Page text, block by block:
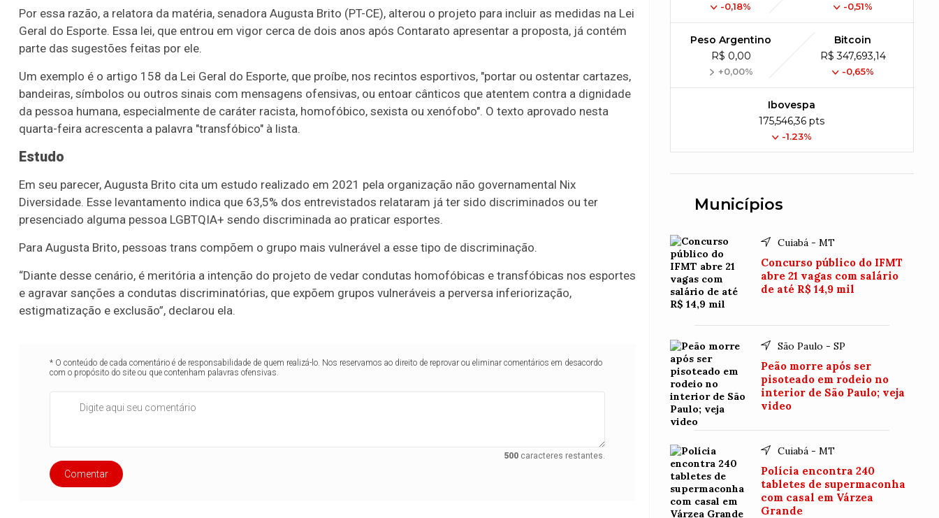
Por essa razão, a relatora da matéria, senadora Augusta Brito (PT-CE), alterou o projeto para incluir as medidas na Lei
Geral do Esporte. Essa lei, que entrou em vigor cerca de dois anos após Contarato apresentar a proposta, já contém
parte das sugestões feitas por ele.
Um exemplo é o artigo 158 da Lei Geral do Esporte, que proíbe, nos recintos esportivos, "portar ou ostentar cartazes,
bandeiras, símbolos ou outros sinais com mensagens ofensivas, ou entoar cânticos que atentem contra a dignidade
da pessoa humana, especialmente de caráter racista, homofóbico, sexista ou xenófobo". O texto aprovado nesta
quarta-feira acrescenta a palavra "transfóbico" à lista.
Estudo
Em seu parecer, Augusta Brito cita um estudo realizado em 2021 pela organização não governamental Nix
Diversidade. Esse levantamento indica que 63,5% dos entrevistados relataram já ter sido discriminados ou ter
presenciado alguma pessoa LGBTQIA+ sendo discriminada ao praticar esportes.
Para Augusta Brito, pessoas trans compõem o grupo mais vulnerável a esse tipo de discriminação.
“Diante desse cenário, é meritória a intenção do projeto de vedar condutas homofóbicas e transfóbicas nos esportes
e agravar sanções a condutas discriminatórias, que expõem grupos vulneráveis a perversa inferiorização,
estigmatização e exclusão”, declarou ela.
* O conteúdo de cada comentário é de responsabilidade de quem realizá-lo. Nos reservamos ao direito de reprovar ou eliminar comentários em desacordo
com o propósito do site ou que contenham palavras ofensivas.
500caracteres restantes.
Comentar
-0,18% -0,51%
Peso Argentino
R$ 0,00
+0,00%
Bitcoin
R$ 347,693,14
-0,65%
Ibovespa
175,546,36 pts
-1.23%
Municípios
Cuiabá - MT
Concurso público do IFMT
abre 21 vagas com salário
de até R$ 14,9 mil
São Paulo - SP
Peão morre após ser
pisoteado em rodeio no
interior de São Paulo; veja
video
Cuiabá - MT
Polícia encontra 240
tabletes de supermaconha
com casal em Várzea
Grande